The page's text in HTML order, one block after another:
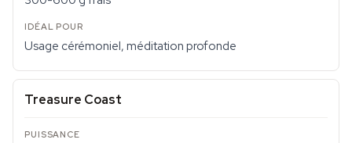
Usage cérémoniel, méditation profonde
Treasure Coast